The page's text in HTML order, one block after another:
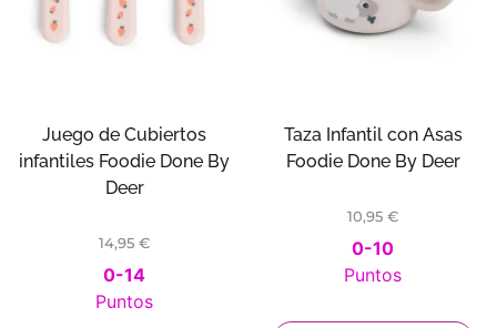
Juego de Cubiertos
infantiles Foodie Done By
Deer
14,95 €
0-14
Puntos
Taza Infantil con Asas
Foodie Done By Deer
10,95 €
0-10
Puntos